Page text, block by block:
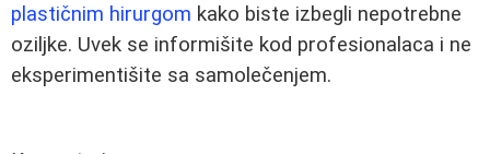
plastičnim hirurgom kako biste izbegli nepotrebne
oziljke. Uvek se informišite kod profesionalaca i ne
eksperimentišite sa samolečenjem.